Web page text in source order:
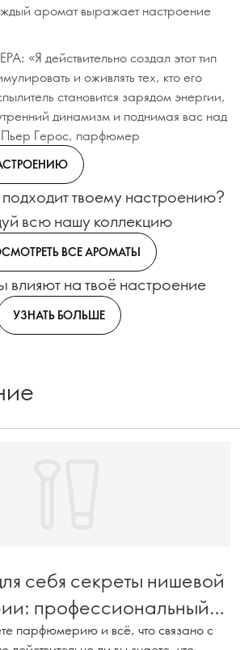
аромат выражает настроение
«Я действительно создал этот тип
и оживлять тех, кто его
становится зарядом энергии,
динамизм и поднимая вас над
Герос, парфюмер
твоему настроению?
всю нашу коллекцию
ВСЕ АРОМАТЫ
влияют на твоё настроение
УЗНАТЬ БОЛЬШЕ
себя секреты нишевой
профессиональный
парфюмерию и всё, что связано с